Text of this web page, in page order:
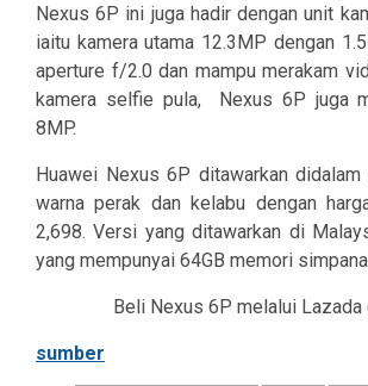
Nexus 6P ini juga hadir dengan unit
iaitu kamera utama 12.3MP dengan
aperture f/2.0 dan mampu merakam
kamera selfie pula, Nexus 6P juga
8MP.
Huawei Nexus 6P ditawarkan didalam
warna perak dan kelabu dengan
2,698. Versi yang ditawarkan di
yang mempunyai 64GB memori
Beli Nexus 6P melalui Lazada
sumber